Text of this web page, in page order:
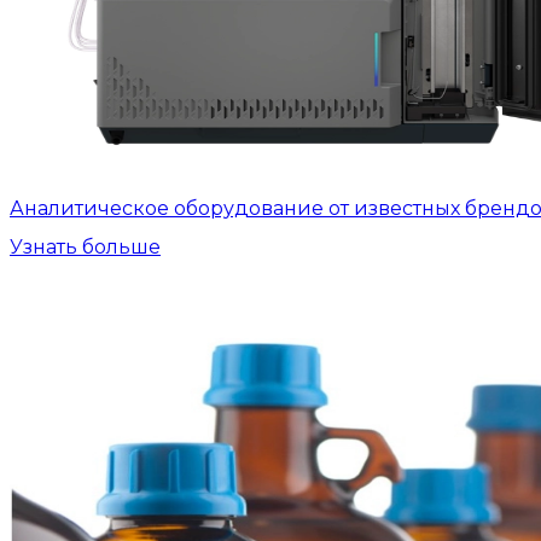
Аналитическое оборудование от известных
Узнать больше